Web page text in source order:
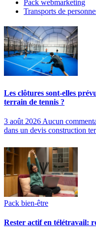
Pack webmarketing
Transports de
Les clôtures sont-elles
terrain de tennis ?
3 août 2026 Aucun
dans un devis construction
Pack bien-être
Rester actif en télétravail: